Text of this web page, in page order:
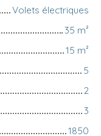
Volets électriques
35 m²
15 m²
5
2
3
1850